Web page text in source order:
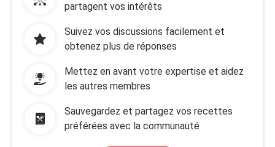
partagent vos intérêts
Suivez vos discussions facilement et
obtenez plus de réponses
Mettez en avant votre expertise et aidez
les autres membres
Sauvegardez et partagez vos recettes
préférées avec la communauté